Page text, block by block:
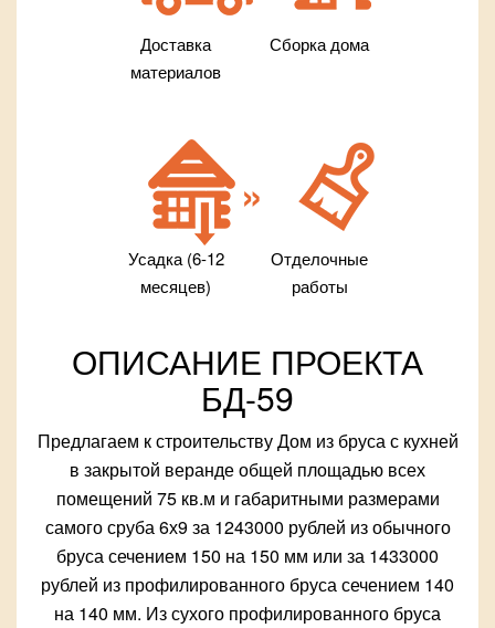
Доставка
материалов
Сборка дома
Усадка (6-12
месяцев)
Отделочные
работы
ОПИСАНИЕ ПРОЕКТА
БД-59
Предлагаем к строительству Дом из бруса с кухней
в закрытой веранде общей площадью всех
помещений 75 кв.м и габаритными размерами
самого сруба 6х9 за 1243000 рублей из обычного
бруса сечением 150 на 150 мм или за 1433000
рублей из профилированного бруса сечением 140
на 140 мм. Из сухого профилированного бруса